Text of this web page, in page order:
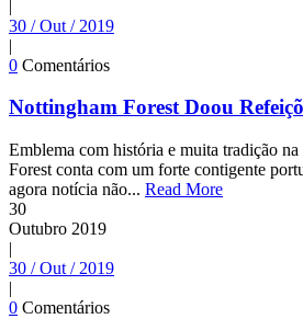
30 / Out / 2019
|
0 Comentários
Nottingham Forest Doou
Emblema com história e muita tradição
Forest conta com um forte contigente
agora notícia não... Read More
30
Outubro 2019
|
30 / Out / 2019
|
0 Comentários